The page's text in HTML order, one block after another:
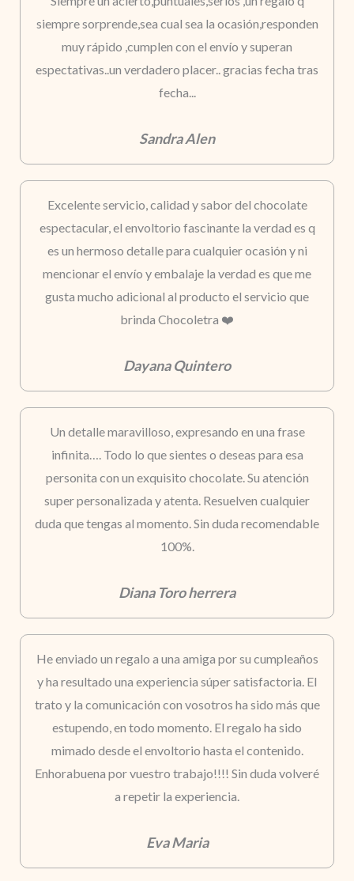
siempre sorprende,sea cual sea la ocasión,responden
muy rápido ,cumplen con el envío y superan
espectativas..un verdadero placer.. gracias fecha tras
fecha...
Sandra Alen
Excelente servicio, calidad y sabor del chocolate
espectacular, el envoltorio fascinante la verdad es q
es un hermoso detalle para cualquier ocasión y ni
mencionar el envío y embalaje la verdad es que me
gusta mucho adicional al producto el servicio que
brinda Chocoletra ❤️
Dayana Quintero
Un detalle maravilloso, expresando en una frase
infinita…. Todo lo que sientes o deseas para esa
personita con un exquisito chocolate. Su atención
super personalizada y atenta. Resuelven cualquier
duda que tengas al momento. Sin duda recomendable
100%.
Diana Toro herrera
He enviado un regalo a una amiga por su cumpleaños
y ha resultado una experiencia súper satisfactoria. El
trato y la comunicación con vosotros ha sido más que
estupendo, en todo momento. El regalo ha sido
mimado desde el envoltorio hasta el contenido.
Enhorabuena por vuestro trabajo!!!! Sin duda volveré
a repetir la experiencia.
Eva Maria